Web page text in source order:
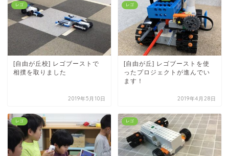
レゴ
[自由が丘校] レゴブーストで
相撲を取りました
2019年5月10日
レゴ
[自由が丘] レゴブーストを使
ったプロジェクトが進んでい
ます！
2019年4月28日
レゴ レゴ